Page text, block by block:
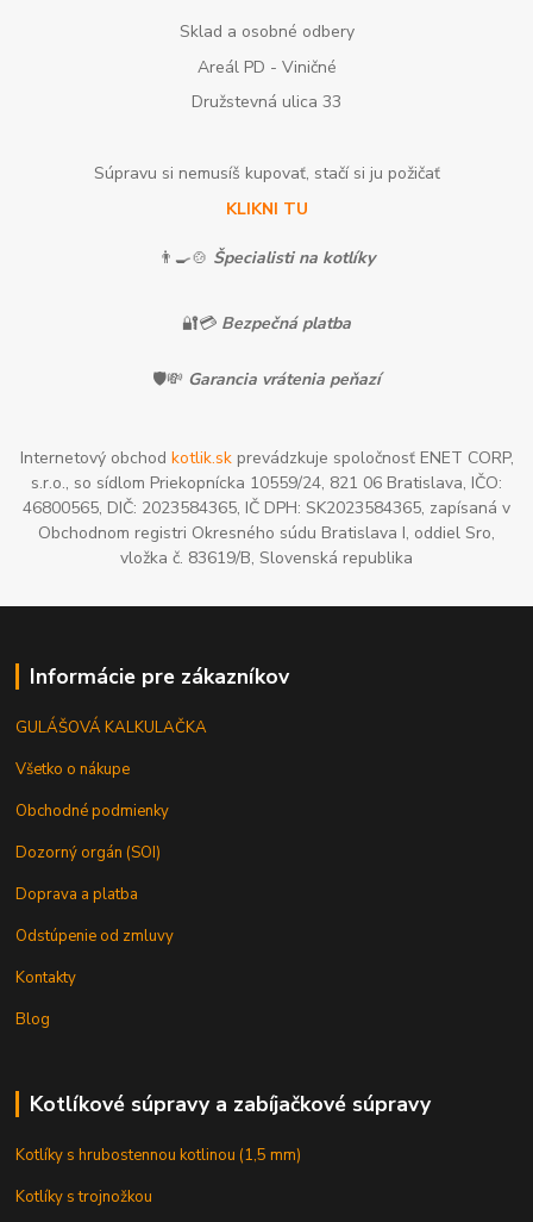
Sklad a osobné odbery
Areál PD - Viničné
Družstevná ulica 33
Súpravu si nemusíš kupovať, stačí si ju požičať
KLIKNI TU
👨‍🍳🍲 Špecialisti na kotlíky
🔐💳 Bezpečná platba
🛡️💸 Garancia vrátenia peňazí
Internetový obchod kotlik.skprevádzkuje spoločnosť ENET CORP,
s.r.o., so sídlom Priekopnícka 10559/24, 821 06 Bratislava, IČO:
46800565, DIČ: 2023584365, IČ DPH: SK2023584365, zapísaná v
Obchodnom registri Okresného súdu Bratislava I, oddiel Sro,
vložka č. 83619/B, Slovenská republika
Informácie pre zákazníkov
GULÁŠOVÁ KALKULAČKA
Všetko o nákupe
Obchodné podmienky
Dozorný orgán (SOI)
Doprava a platba
Odstúpenie od zmluvy
Kontakty
Blog
Kotlíkové súpravy a zabíjačkové súpravy
Kotlíky s hrubostennou kotlinou (1,5 mm)
Kotlíky s trojnožkou